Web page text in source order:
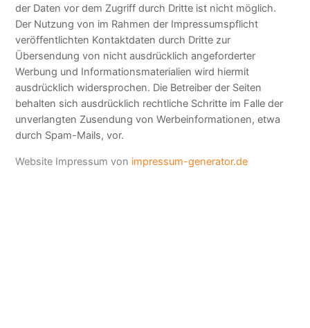
der Daten vor dem Zugriff durch Dritte ist nicht möglich.
Der Nutzung von im Rahmen der Impressumspflicht
veröffentlichten Kontaktdaten durch Dritte zur
Übersendung von nicht ausdrücklich angeforderter
Werbung und Informationsmaterialien wird hiermit
ausdrücklich widersprochen. Die Betreiber der Seiten
behalten sich ausdrücklich rechtliche Schritte im Falle der
unverlangten Zusendung von Werbeinformationen, etwa
durch Spam-Mails, vor.
Website Impressum von impressum-generator.de